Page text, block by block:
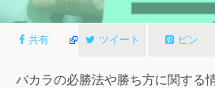
共有 ツイート ピン
バカラの必勝法や勝ち方に関する